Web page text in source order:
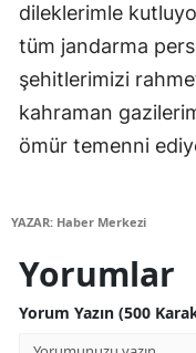
dileklerimle
tüm jandarma
şehitlerimizi
kahraman
ömür temenni
YAZAR: Haber Merkezi
Yorumlar
Yorum Yazın (500